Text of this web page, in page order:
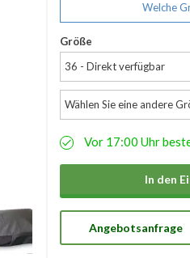
Welche
Größe
36 - Direkt verfügbar
Wählen Sie eine andere
Vor 17:00 Uhr
In den
Angebotsanfrage